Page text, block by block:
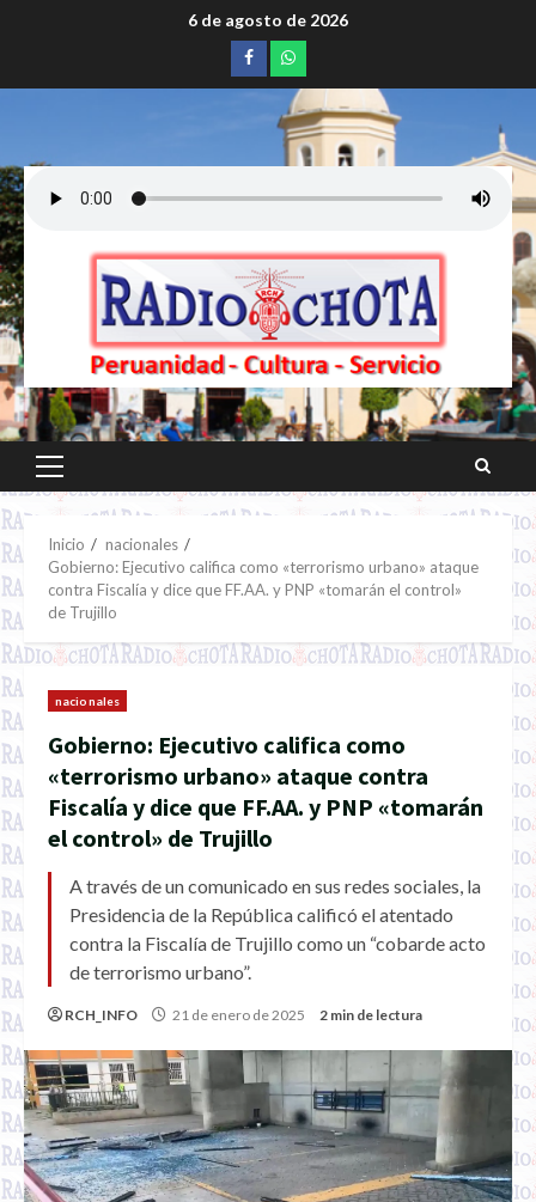
6 de agosto de 2026
Facebookwhatsapp
Menú
principal
Inicio
nacionales
Gobierno: Ejecutivo califica como «terrorismo urbano» ataque
contra Fiscalía y dice que FF.AA. y PNP «tomarán el control»
de Trujillo
nacionales
Gobierno: Ejecutivo califica como
«terrorismo urbano» ataque contra
Fiscalía y dice que FF.AA. y PNP «tomarán
el control» de Trujillo
A través de un comunicado en sus redes sociales, la
Presidencia de la República calificó el atentado
contra la Fiscalía de Trujillo como un “cobarde acto
de terrorismo urbano”.
RCH_INFO 21 de enero de 2025 2 min de lectura